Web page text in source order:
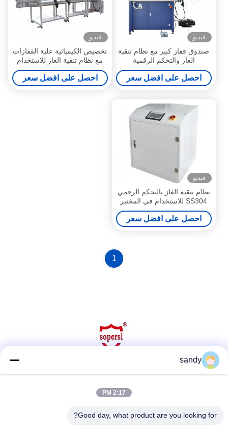
فيديو
صندوق قفاز كبير مع نظام تنقية
الغاز والتحكم الرقمية
احصل على افضل سعر
فيديو
تخصيص الكيميائية علبة القفازات
مع نظام تنقية الغاز للاستخدام
مختبر
احصل على افضل سعر
فيديو
نظام تنقية الغاز بالتحكم الرقمي
SS304 للاستخدام في المختبر
احصل على افضل سعر
1
sandy
2:17 PM
Good day, what product are you looking for?